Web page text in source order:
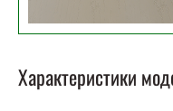
Характеристики